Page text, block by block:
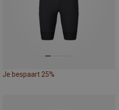
Je bespaart 25%